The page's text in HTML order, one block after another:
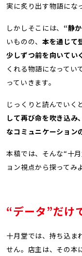
実に炙り出す物語にな
しかしそこには、 “静
いものの、 本を通じて
少しずつ前を向いてい
くれる物語になっていて
っていきます。
じっくりと読んでいく
して再び命を吹き込み
なコミュニケーション
本稿では、そんな“十
ョン視点から探ってみ
“データ”だけ
十月堂では、持ち込ま
せん。店主は、その本